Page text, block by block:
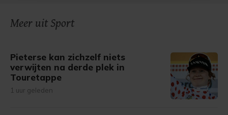
gemaakte keuze altijd wijzigen of intrekken.
Meer uit Sport
Pieterse kan zichzelf niets
verwijten na derde plek in
Touretappe
1 uur geleden